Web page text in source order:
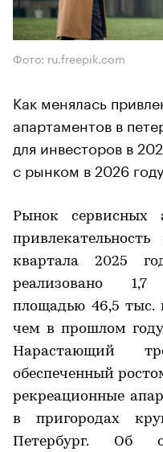
Фото: ru.freepik.com
Как менялась
апартаментов в
для инвесторов в
с рынком в 2026 году
Рынок сервисных
квартала 2025
реализовано
площадью 46,5 тыс.
чем в прошлом
Нарастающий
обеспеченный
рекреационные
в пригородах
Петербург. Об